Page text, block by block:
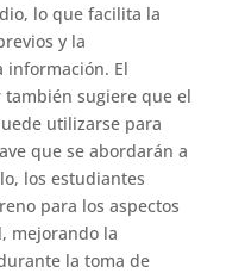
lo que facilita la
y la
información. El
sugiere que el
utilizarse para
que se abordarán a
los estudiantes
para los aspectos
mejorando la
la toma de